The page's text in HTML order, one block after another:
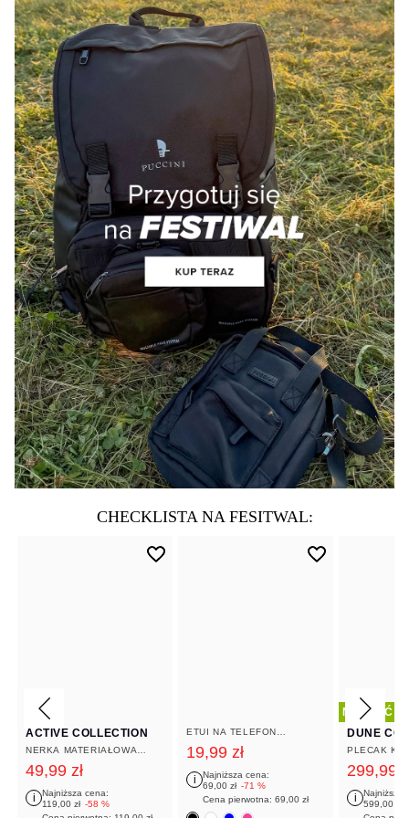
CHECKLISTA NA FESITWAL:
ACTIVE COLLECTION
NERKA MATERIAŁOWA
49,99 zł
i
Najniższa cena:
119,00 zł -58 %
ETUI NA TELEFON
19,99 zł
i
Najniższa cena:
69,00 zł -71 %
Cena pierwotna: 69,00 zł
NOWOŚĆ
NOWOŚĆ
DUNE
PLECAK
299,99
i
Najniższa
599,00